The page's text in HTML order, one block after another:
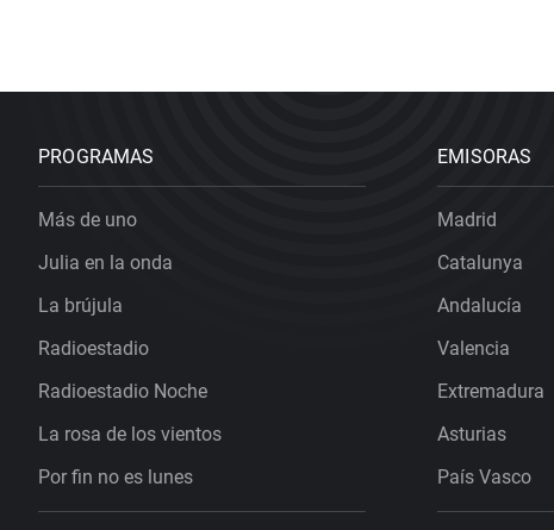
PROGRAMAS
Más de uno
Julia en la onda
La brújula
Radioestadio
Radioestadio Noche
La rosa de los vientos
Por fin no es lunes
EMISORAS
Madrid
Catalunya
Andalucía
Valencia
Extremadura
Asturias
País Vasco